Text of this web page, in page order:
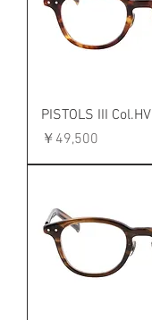
PISTOLS III Col.HV
価格
￥49,500